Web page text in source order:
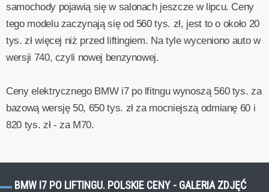
samochody pojawią się w salonach jeszcze w lipcu. Ceny
tego modelu zaczynają się od 560 tys. zł, jest to o około 20
tys. zł więcej niż przed liftingiem. Na tyle wyceniono auto w
wersji 740, czyli nowej benzynowej.
Ceny elektrycznego BMW i7 po lfitngu wynoszą 560 tys. za
bazową wersję 50, 650 tys. zł za mocniejszą odmianę 60 i
820 tys. zł - za M70.
BMW I7 PO LIFTINGU. POLSKIE CENY - GALERIA ZDJĘĆ